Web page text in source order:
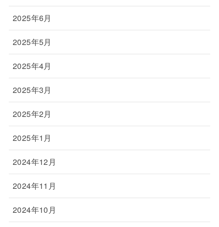
2025年6月
2025年5月
2025年4月
2025年3月
2025年2月
2025年1月
2024年12月
2024年11月
2024年10月